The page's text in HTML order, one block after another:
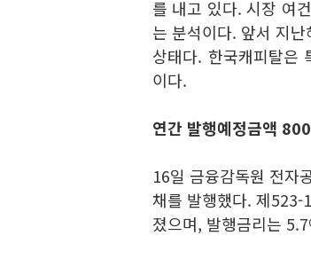
를 내고 있다. 시장 여
는 분석이다. 앞서 지
상태다. 한국캐피탈은
이다.
연간 발행예정금액
16일 금융감독원 전자
채를 발행했다. 제523-
졌으며, 발행금리는